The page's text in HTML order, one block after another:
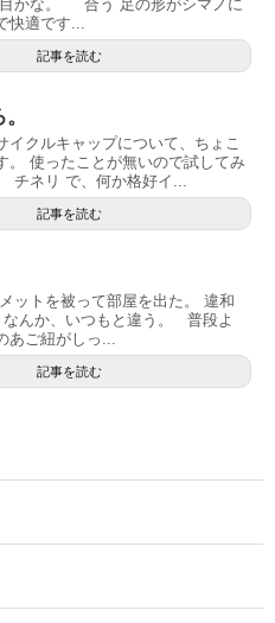
かな。 合う 足の形がシマノに
快適です...
記事を読む
イクルキャップについて、ちょこ
。 使ったことが無いので試してみ
チネリ で、何か格好イ...
記事を読む
ットを被って部屋を出た。 違和
なんか、いつもと違う。 普段よ
あご紐がしっ...
記事を読む